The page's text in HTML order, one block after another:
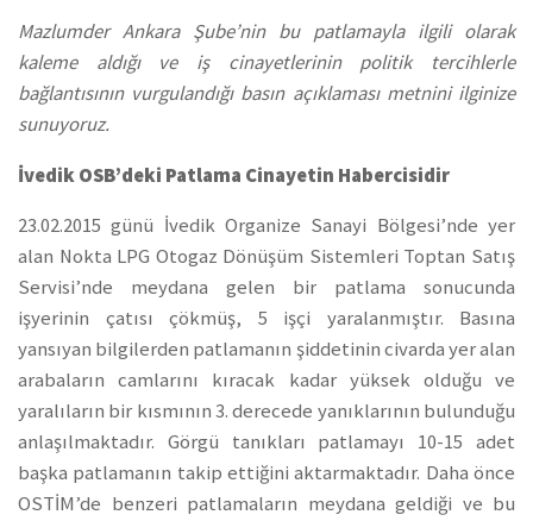
Mazlumder Ankara Şube’nin bu patlamayla ilgili olarak
kaleme aldığı ve iş cinayetlerinin politik tercihlerle
bağlantısının vurgulandığı basın açıklaması metnini ilginize
sunuyoruz.
İvedik OSB’deki Patlama Cinayetin Habercisidir
23.02.2015 günü İvedik Organize Sanayi Bölgesi’nde yer
alan Nokta LPG Otogaz Dönüşüm Sistemleri Toptan Satış
Servisi’nde meydana gelen bir patlama sonucunda
işyerinin çatısı çökmüş, 5 işçi yaralanmıştır. Basına
yansıyan bilgilerden patlamanın şiddetinin civarda yer alan
arabaların camlarını kıracak kadar yüksek olduğu ve
yaralıların bir kısmının 3. derecede yanıklarının bulunduğu
anlaşılmaktadır. Görgü tanıkları patlamayı 10-15 adet
başka patlamanın takip ettiğini aktarmaktadır. Daha önce
OSTİM’de benzeri patlamaların meydana geldiği ve bu